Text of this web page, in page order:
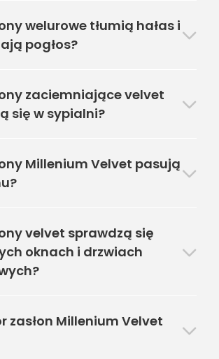
welurowe tłumią hałas i
pogłos?
zaciemniające velvet
się w sypialni?
Millenium Velvet pasują
velvet sprawdzą się
oknach i drzwiach
zasłon Millenium Velvet